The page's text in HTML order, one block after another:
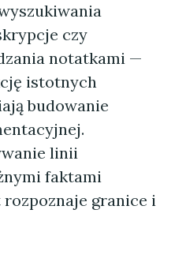
czy
notatkami —
istotnych
budowanie
linii
faktami
granice i